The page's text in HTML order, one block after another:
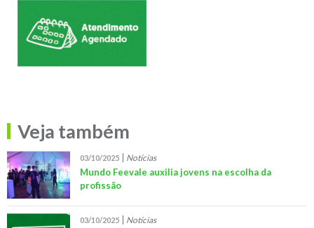
Veja também
03/10/2025 Notícias
Mundo Feevale auxilia jovens na escolha da
profissão
03/10/2025 Notícias